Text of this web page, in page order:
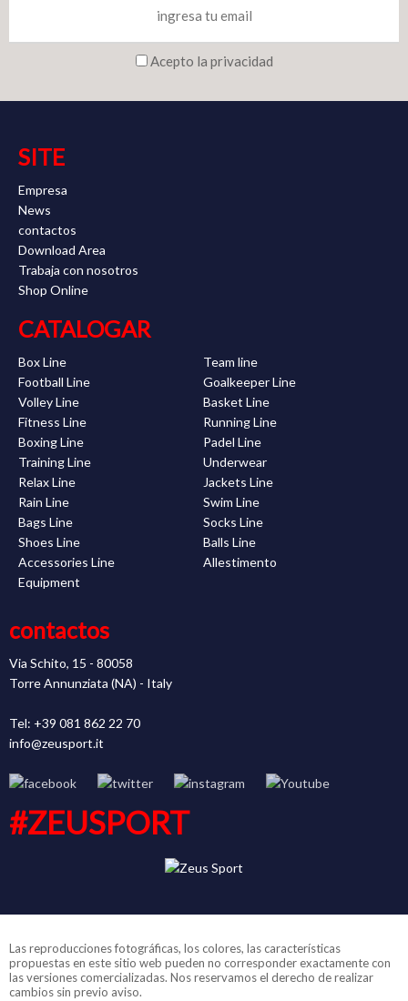
Acepto la privacidad
SITE
Empresa
News
contactos
Download Area
Trabaja con nosotros
Shop Online
CATALOGAR
Box Line
Team line
Football Line
Goalkeeper Line
Volley Line
Basket Line
Fitness Line
Running Line
Boxing Line
Padel Line
Training Line
Underwear
Relax Line
Jackets Line
Rain Line
Swim Line
Bags Line
Socks Line
Shoes Line
Balls Line
Accessories Line
Allestimento
Equipment
contactos
Via Schito, 15 - 80058
Torre Annunziata (NA) - Italy
Tel: +39 081 862 22 70
info@zeusport.it
#ZEUSPORT
Las reproducciones fotográficas, los colores, las características
propuestas en este sitio web pueden no corresponder exactamente con
las versiones comercializadas. Nos reservamos el derecho de realizar
cambios sin previo aviso.